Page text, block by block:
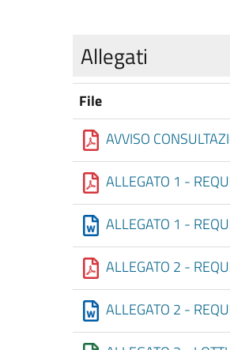
Allegati
File
AVVISO
ALLEGATO 1 -
ALLEGATO 1 -
ALLEGATO 2 -
ALLEGATO 2 -